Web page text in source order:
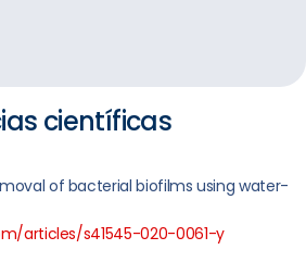
científicas
of bacterial biofilms using water-
articles/s41545-020-0061-y